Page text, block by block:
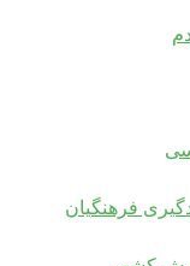
فرهنگیان